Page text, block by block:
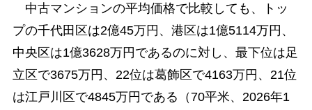
中古マンションの平均価格で比較しても、トッ
プの千代田区は2億45万円、港区は1億5114万円、
中央区は1億3628万円であるのに対し、最下位は足
立区で3675万円、22位は葛飾区で4163万円、21位
は江戸川区で4845万円である（70平米、2026年1